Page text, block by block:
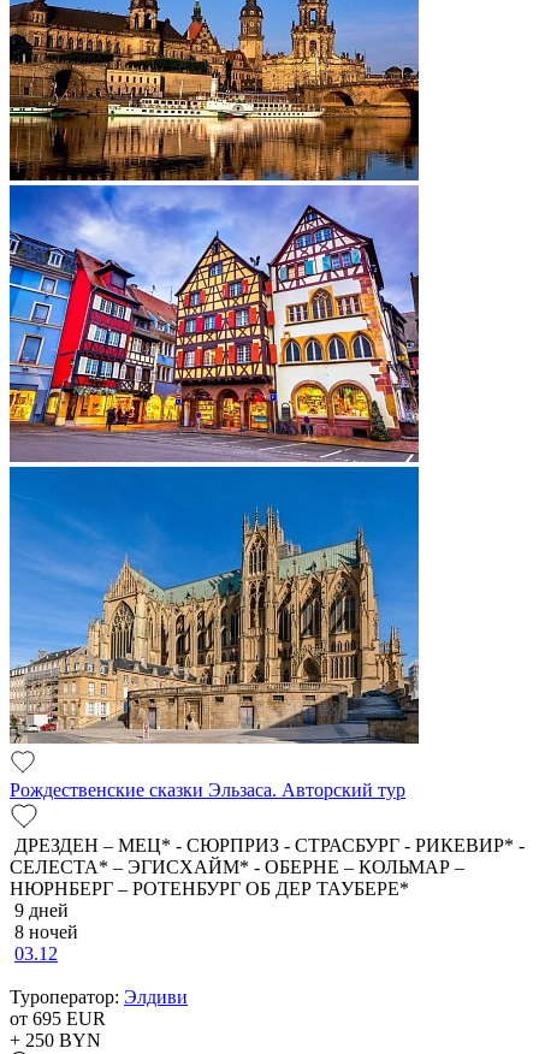
Рождественские сказки Эльзаса. Авторский тур
ДРЕЗДЕН – МЕЦ* - СЮРПРИЗ - СТРАСБУРГ - РИКЕВИР* -
СЕЛЕСТА* – ЭГИСХАЙМ* - ОБЕРНЕ – КОЛЬМАР –
НЮРНБЕРГ – РОТЕНБУРГ ОБ ДЕР ТАУБЕРЕ*
9 дней
8 ночей
03.12
Туроператор: Элдиви
от 695 EUR
+ 250 BYN